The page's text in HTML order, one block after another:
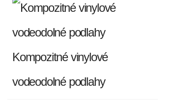
Kompozitné vinylové
vodeodolné podlahy